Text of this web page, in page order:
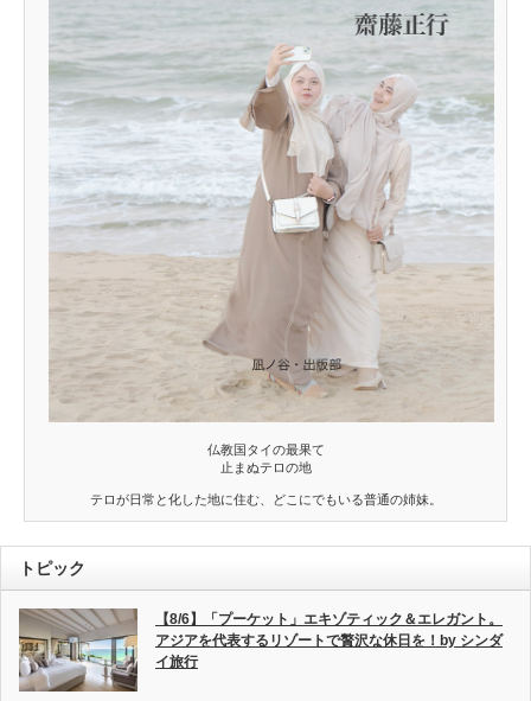
仏教国タイの最果て
止まぬテロの地
テロが日常と化した地に住む、どこにでもいる普通の姉妹。
トピック
【8/6】「プーケット」エキゾティック＆エレガント。
アジアを代表するリゾートで贅沢な休日を！by シンダ
イ旅行